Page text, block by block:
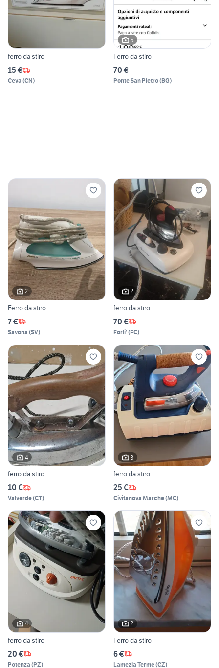
ferro da stiro
15 €
Ceva (CN)
5
Ferro da stiro
70 €
Ponte San Pietro(BG)
2
Ferro da stiro
7 €
Savona (SV)
2
ferro da stiro
70 €
Forli' (FC)
4
ferro da stiro
10 €
Valverde(CT)
3
ferro da stiro
25 €
Civitanova Marche(MC)
4
ferro da stiro
20 €
Potenza (PZ)
2
Ferro da stiro
6 €
Lamezia Terme(CZ)